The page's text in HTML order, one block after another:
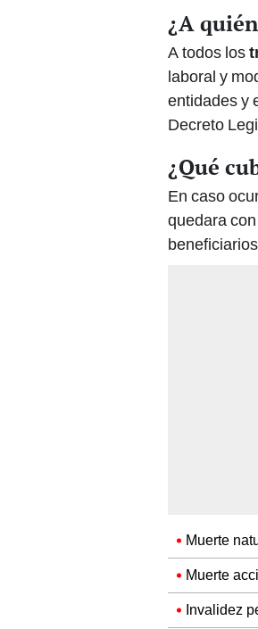
¿A
A todos los
laboral y
entidades y
Decreto
¿Qué
En caso
quedara
Muerte
Muerte
Invalidez